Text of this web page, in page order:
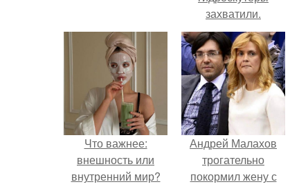
захватили.
Что важнее:
внешность или
внутренний мир?
Андрей Малахов
трогательно
покормил жену с